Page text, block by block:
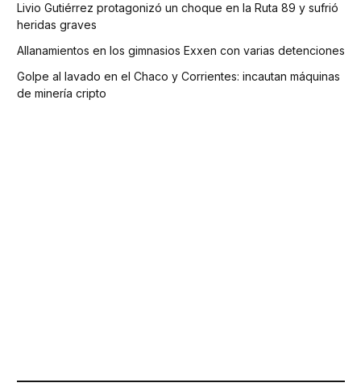
Livio Gutiérrez protagonizó un choque en la Ruta 89 y sufrió
heridas graves
Allanamientos en los gimnasios Exxen con varias detenciones
Golpe al lavado en el Chaco y Corrientes: incautan máquinas
de minería cripto